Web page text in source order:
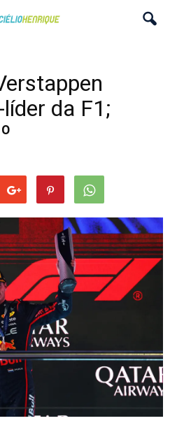
da F1;